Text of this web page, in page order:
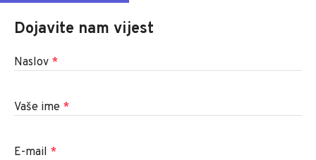
Dojavite nam vijest
Naslov *
Vaše ime *
E-mail *